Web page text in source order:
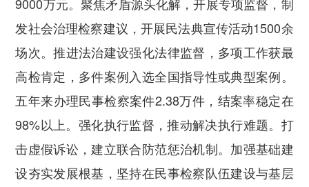
9000万元。聚焦矛盾源头化解，开展专项监督，制
发社会治理检察建议，开展民法典宣传活动1500余
场次。推进法治建设强化法律监督， 多项工作获最
高检肯定，多件案例入选全国指导性或典型案例。
五年来办理民事检察案件2.38万件，结案率稳定在
98%以上。强化执行监督，推动解决执行难题。打
击虚假诉讼，建立联合防范惩治机制。 加强基础建
设夯实发展根基， 坚持在民事检察队伍建设与基层